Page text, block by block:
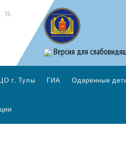
15-
Версия для
г. Тулы ГИА Одаренные